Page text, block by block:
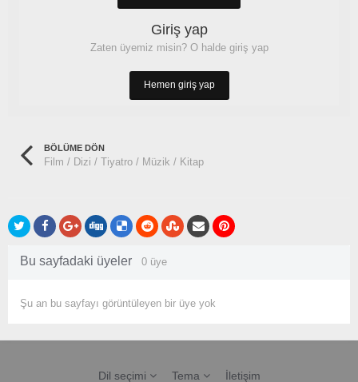
Giriş yap
Zaten üyemiz misin? O halde giriş yap
Hemen giriş yap
BÖLÜME DÖN
Film / Dizi / Tiyatro / Müzik / Kitap
Bu sayfadaki üyeler 0 üye
Şu an bu sayfayı görüntüleyen bir üye yok
Dil seçimi Tema İletişim